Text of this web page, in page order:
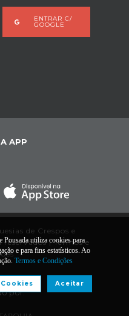
ENTRAR C/
GOOGLE
APP
de Crespos e
reservados |Termos e
por:
Pousada utiliza cookies para
e para fins estatísticos. Ao
Termos e Condições
Aceitar